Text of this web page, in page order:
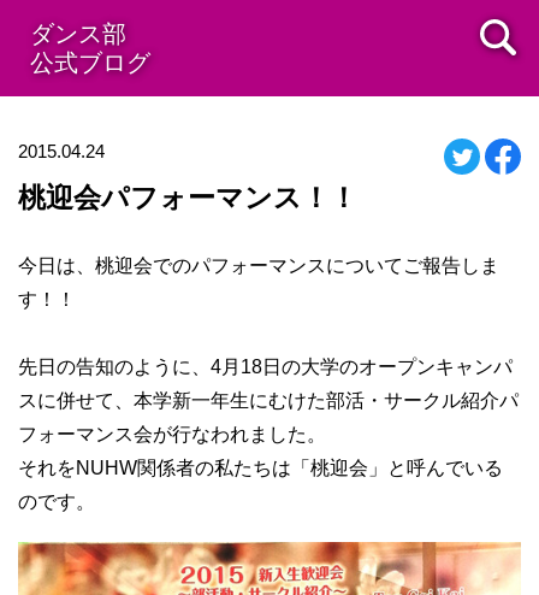
ダンス部
公式ブログ
2015.04.24
桃迎会パフォーマンス！！
今日は、桃迎会でのパフォーマンスについてご報告しま
す！！
先日の告知のように、4月18日の大学のオープンキャンパ
スに併せて、本学新一年生にむけた部活・サークル紹介パ
フォーマンス会が行なわれました。
それをNUHW関係者の私たちは「桃迎会」と呼んでいる
のです。